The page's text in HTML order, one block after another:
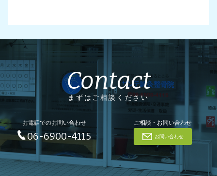
Contact
まずはご相談ください
お電話でのお問い合わせ
06-6900-4115
ご相談・お問い合わせ
お問い合わせ